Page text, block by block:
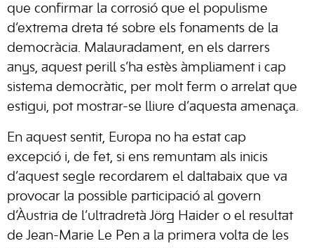
que confirmar la corrosió que el populisme
d’extrema dreta té sobre els fonaments de la
democràcia. Malauradament, en els darrers
anys, aquest perill s’ha estès àmpliament i cap
sistema democràtic, per molt ferm o arrelat que
estigui, pot mostrar-se lliure d’aquesta amenaça.
En aquest sentit, Europa no ha estat cap
excepció i, de fet, si ens remuntam als inicis
d’aquest segle recordarem el daltabaix que va
provocar la possible participació al govern
d’Àustria de l’ultradretà Jörg Haider o el resultat
de Jean-Marie Le Pen a la primera volta de les